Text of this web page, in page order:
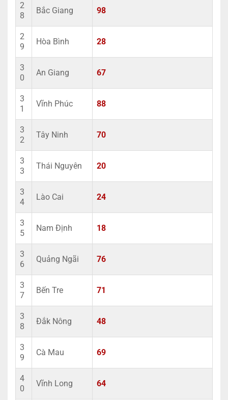
2
8
Bắc Giang 98
2
9
Hòa Bình 28
3
0
An Giang 67
3
1
Vĩnh Phúc 88
3
2
Tây Ninh 70
3
3
Thái Nguyên 20
3
4
Lào Cai 24
3
5
Nam Định 18
3
6
Quảng Ngãi 76
3
7
Bến Tre 71
3
8
Đắk Nông 48
3
9
Cà Mau 69
4
0
Vĩnh Long 64